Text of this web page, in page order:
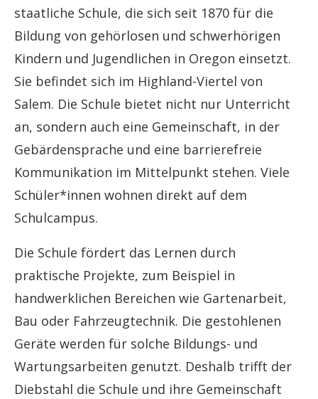
staatliche Schule, die sich seit 1870 für die
Bildung von gehörlosen und schwerhörigen
Kindern und Jugendlichen in Oregon einsetzt.
Sie befindet sich im Highland-Viertel von
Salem. Die Schule bietet nicht nur Unterricht
an, sondern auch eine Gemeinschaft, in der
Gebärdensprache und eine barrierefreie
Kommunikation im Mittelpunkt stehen. Viele
Schüler*innen wohnen direkt auf dem
Schulcampus.
Die Schule fördert das Lernen durch
praktische Projekte, zum Beispiel in
handwerklichen Bereichen wie Gartenarbeit,
Bau oder Fahrzeugtechnik. Die gestohlenen
Geräte werden für solche Bildungs- und
Wartungsarbeiten genutzt. Deshalb trifft der
Diebstahl die Schule und ihre Gemeinschaft